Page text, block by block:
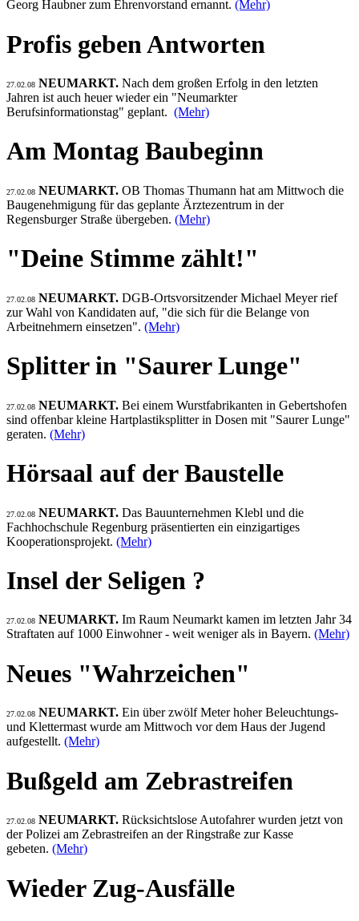
Georg Haubner zum Ehrenvorstand ernannt. (Mehr)
Profis geben Antworten
27.02.08 NEUMARKT. Nach dem großen Erfolg in den letzten
Jahren ist auch heuer wieder ein "Neumarkter
Berufsinformationstag" geplant. (Mehr)
Am Montag Baubeginn
27.02.08 NEUMARKT. OB Thomas Thumann hat am Mittwoch die
Baugenehmigung für das geplante Ärztezentrum in der
Regensburger Straße übergeben. (Mehr)
"Deine Stimme zählt!"
27.02.08 NEUMARKT. DGB-Ortsvorsitzender Michael Meyer rief
zur Wahl von Kandidaten auf, "die sich für die Belange von
Arbeitnehmern einsetzen". (Mehr)
Splitter in "Saurer Lunge"
27.02.08 NEUMARKT. Bei einem Wurstfabrikanten in Gebertshofen
sind offenbar kleine Hartplastiksplitter in Dosen mit "Saurer Lunge"
geraten. (Mehr)
Hörsaal auf der Baustelle
27.02.08 NEUMARKT. Das Bauunternehmen Klebl und die
Fachhochschule Regenburg präsentierten ein einzigartiges
Kooperationsprojekt. (Mehr)
Insel der Seligen ?
27.02.08 NEUMARKT. Im Raum Neumarkt kamen im letzten Jahr 34
Straftaten auf 1000 Einwohner - weit weniger als in Bayern. (Mehr)
Neues "Wahrzeichen"
27.02.08 NEUMARKT. Ein über zwölf Meter hoher Beleuchtungs-
und Klettermast wurde am Mittwoch vor dem Haus der Jugend
aufgestellt. (Mehr)
Bußgeld am Zebrastreifen
27.02.08 NEUMARKT. Rücksichtslose Autofahrer wurden jetzt von
der Polizei am Zebrastreifen an der Ringstraße zur Kasse
gebeten. (Mehr)
Wieder Zug-Ausfälle